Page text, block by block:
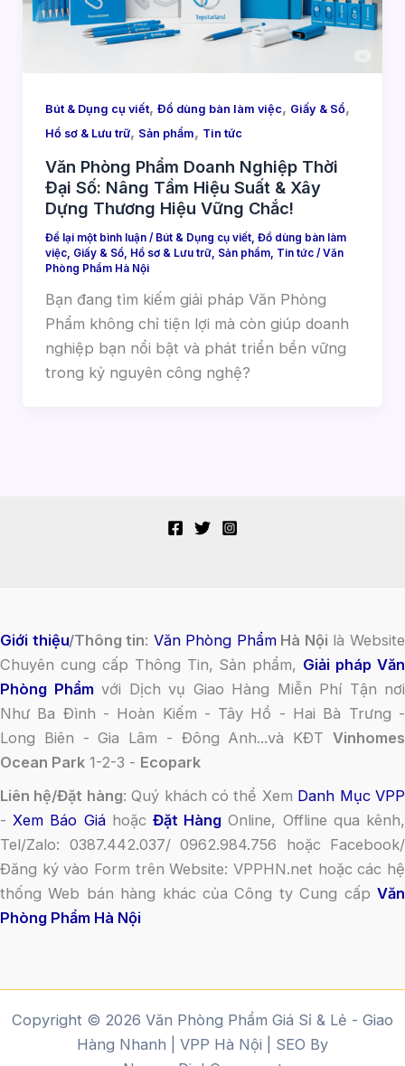
Bút & Dụng cụ viết, Đồ dùng bàn làm việc, Giấy & Sổ,
Hồ sơ & Lưu trữ, Sản phẩm, Tin tức
Văn Phòng Phẩm Doanh Nghiệp Thời
Đại Số: Nâng Tầm Hiệu Suất & Xây
Dựng Thương Hiệu Vững Chắc!
Để lại một bình luận / Bút & Dụng cụ viết, Đồ dùng bàn làm
việc, Giấy & Sổ, Hồ sơ & Lưu trữ, Sản phẩm, Tin tức/ Văn
Phòng Phẩm Hà Nội
Bạn đang tìm kiếm giải pháp Văn Phòng
Phẩm không chỉ tiện lợi mà còn giúp doanh
nghiệp bạn nổi bật và phát triển bền vững
trong kỷ nguyên công nghệ?
Giới thiệu/Thông tin: Văn Phòng PhẩmHà Nội là Website
Chuyên cung cấp Thông Tin, Sản phẩm, Giải pháp Văn
Phòng Phẩm với Dịch vụ Giao Hàng Miễn Phí Tận nơi
Như Ba Đình - Hoàn Kiếm - Tây Hồ - Hai Bà Trưng -
Long Biên - Gia Lâm - Đông Anh...và KĐT Vinhomes
Ocean Park 1-2-3 - Ecopark
Liên hệ/Đặt hàng: Quý khách có thể Xem Danh Mục VPP
-Xem Báo GiáhoặcĐặt Hàng Online, Offline qua kênh,
Tel/Zalo: 0387.442.037/ 0962.984.756 hoặc Facebook/
Đăng ký vào Form trên Website: VPPHN.net hoặc các hệ
thống Web bán hàng khác của Công ty Cung cấp Văn
Phòng Phẩm Hà Nội
Copyright © 2026 Văn Phòng Phẩm Giá Sỉ & Lẻ - Giao
Hàng Nhanh | VPP Hà Nội | SEO By